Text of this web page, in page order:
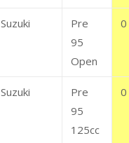
Suzuki
Pre
95
Open
0
Suzuki
Pre
95
125cc
0